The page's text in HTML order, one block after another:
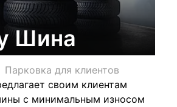
Шина
Парковка для клиентов
своим клиентам
с минимальным износом